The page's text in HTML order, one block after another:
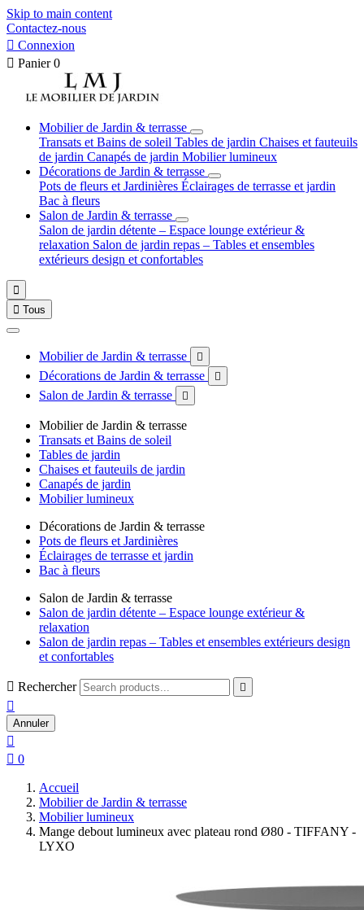
Skip to main content
Contactez-nous
 Connexion
 Panier 0
Mobilier de Jardin & terrasse
Transats et Bains de soleil Tables de jardin Chaises et fauteuils
de jardin Canapés de jardin Mobilier lumineux
Décorations de Jardin & terrasse
Pots de fleurs et Jardinières Éclairages de terrasse et jardin
Bac à fleurs
Salon de Jardin & terrasse
Salon de jardin détente – Espace lounge extérieur &
relaxation Salon de jardin repas – Tables et ensembles
extérieurs design et confortables

 Tous
Mobilier de Jardin & terrasse 
Décorations de Jardin & terrasse 
Salon de Jardin & terrasse 
Mobilier de Jardin & terrasse
Transats et Bains de soleil
Tables de jardin
Chaises et fauteuils de jardin
Canapés de jardin
Mobilier lumineux
Décorations de Jardin & terrasse
Pots de fleurs et Jardinières
Éclairages de terrasse et jardin
Bac à fleurs
Salon de Jardin & terrasse
Salon de jardin détente – Espace lounge extérieur &
relaxation
Salon de jardin repas – Tables et ensembles extérieurs design
et confortables
 Rechercher 

Annuler

 0
Accueil
Mobilier de Jardin & terrasse
Mobilier lumineux
Mange debout lumineux avec plateau rond Ø80 - TIFFANY -
LYXO